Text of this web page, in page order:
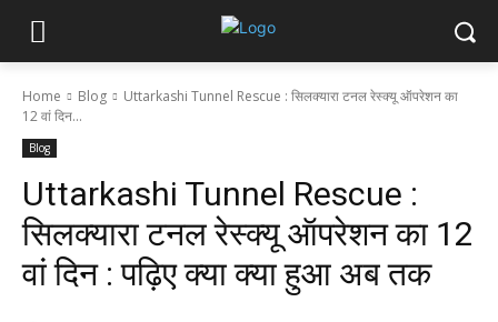
Home Blog
Uttarkashi Tunnel Rescue : सिलक्यारा टनल रेस्क्यू ऑपरेशन का
12 वां दिन...
Blog
Uttarkashi Tunnel Rescue :
सिलक्यारा टनल रेस्क्यू ऑपरेशन का 12
वां दिन : पढ़िए क्या क्या हुआ अब तक